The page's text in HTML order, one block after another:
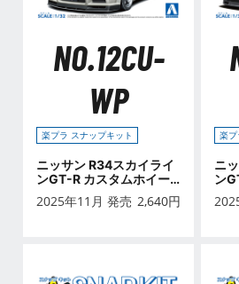
NO.12CU-
WP
楽プラ スナップキット
ニッサン R34スカイライ
ンGT-R カスタムホイー
ル(ホワイトパール)
2025年11月 発売 2,640円
楽プ
ニ
ン
ル
ッ